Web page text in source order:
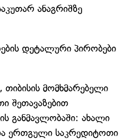
ანაგრიშზე
დეტალური პირობები
თიბისის მომხმარებელი
შეთავაზებით
განმავლობაში: ახალი
ერთგული საკრედიტოთი